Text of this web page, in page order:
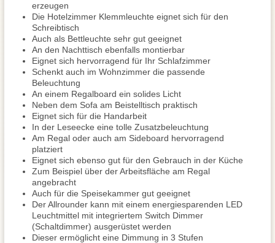
erzeugen
Die Hotelzimmer Klemmleuchte eignet sich für den
Schreibtisch
Auch als Bettleuchte sehr gut geeignet
An den Nachttisch ebenfalls montierbar
Eignet sich hervorragend für Ihr Schlafzimmer
Schenkt auch im Wohnzimmer die passende
Beleuchtung
An einem Regalboard ein solides Licht
Neben dem Sofa am Beistelltisch praktisch
Eignet sich für die Handarbeit
In der Leseecke eine tolle Zusatzbeleuchtung
Am Regal oder auch am Sideboard hervorragend
platziert
Eignet sich ebenso gut für den Gebrauch in der Küche
Zum Beispiel über der Arbeitsfläche am Regal
angebracht
Auch für die Speisekammer gut geeignet
Der Allrounder kann mit einem energiesparenden LED
Leuchtmittel mit integriertem Switch Dimmer
(Schaltdimmer) ausgerüstet werden
Dieser ermöglicht eine Dimmung in 3 Stufen